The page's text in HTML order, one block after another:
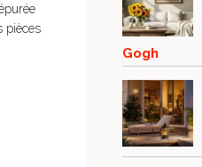
pièces
Gogh